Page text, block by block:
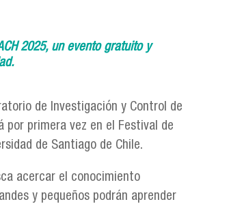
2025, un evento gratuito y
de Investigación y Control de
por primera vez en el Festival de
de Santiago de Chile.
acercar el conocimiento
y pequeños podrán aprender